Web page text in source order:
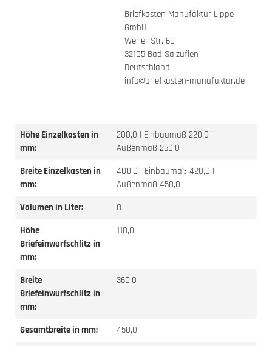
Briefkasten Manufaktur Lippe
GmbH
Werler Str. 60
32105 Bad Salzuflen
Deutschland
info@briefkasten-manufaktur.de
Höhe Einzelkasten in
mm:
200,0 | Einbaumaß 220,0 |
Außenmaß 250,0
Breite Einzelkasten in
mm:
400,0 | Einbaumaß 420,0 |
Außenmaß 450,0
Volumen in Liter:
8
Höhe
Briefeinwurfschlitz in
mm:
110,0
Breite
Briefeinwurfschlitz in
mm:
360,0
Gesamtbreite in mm: 450,0